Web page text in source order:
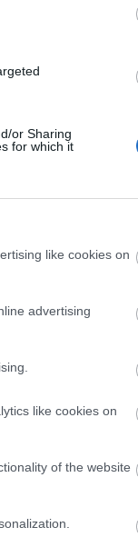
or Sharing
for which it
like cookies on
advertising
like cookies on
of the website
virág és
óvodája
a